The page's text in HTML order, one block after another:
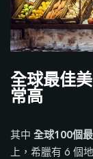
全球最佳
常高
其中 全球100個
上，希臘有 6 個